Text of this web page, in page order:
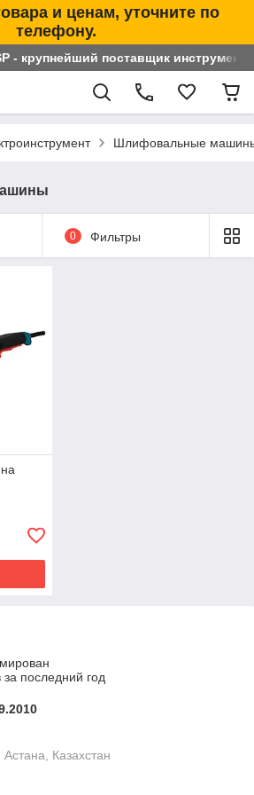
и ценам, уточните по
телефону.
- крупнейший поставщик
Шлифовальные
0 Фильтры
последний год
Казахстан